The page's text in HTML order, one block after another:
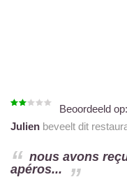
Beoordeeld op:
Julien beveelt dit
nous avons
apéros...